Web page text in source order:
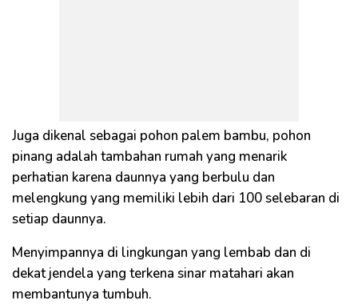
Juga dikenal sebagai pohon palem bambu, pohon
pinang adalah tambahan rumah yang menarik
perhatian karena daunnya yang berbulu dan
melengkung yang memiliki lebih dari 100 selebaran di
setiap daunnya.
Menyimpannya di lingkungan yang lembab dan di
dekat jendela yang terkena sinar matahari akan
membantunya tumbuh.